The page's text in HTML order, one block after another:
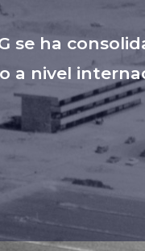
se ha
a nivel